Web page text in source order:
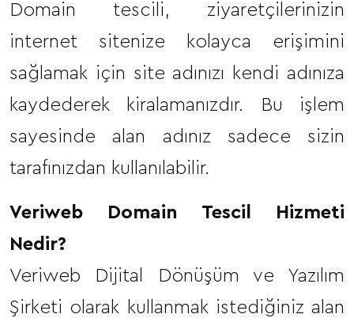
Domain tescili, ziyaretçilerinizin
internet sitenize kolayca erişimini
sağlamak için site adınızı kendi adınıza
kaydederek kiralamanızdır. Bu işlem
sayesinde alan adınız sadece sizin
tarafınızdan kullanılabilir.
Veriweb Domain Tescil Hizmeti
Nedir?
Veriweb Dijital Dönüşüm ve Yazılım
Şirketi olarak kullanmak istediğiniz alan